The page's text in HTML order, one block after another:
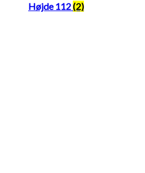
Højde 112(2)